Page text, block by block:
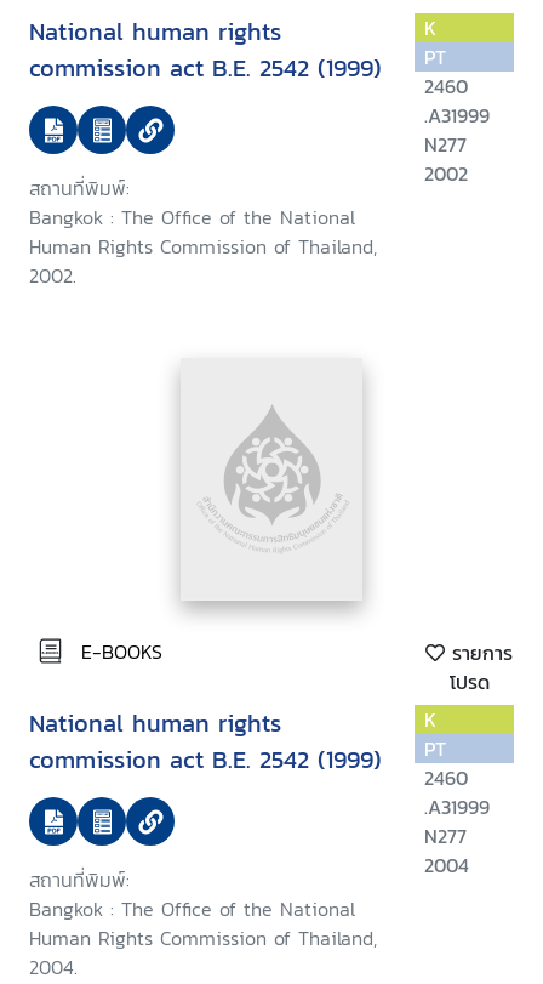
National human rights
commission act B.E. 2542 (1999)
สถานที่พิมพ์:
Bangkok : The Office of the National
Human Rights Commission of Thailand,
2002.
K
PT
2460
.A31999
N277
2002
E-BOOKS
รายการ
โปรด
National human rights
commission act B.E. 2542 (1999)
สถานที่พิมพ์:
Bangkok : The Office of the National
Human Rights Commission of Thailand,
2004.
K
PT
2460
.A31999
N277
2004